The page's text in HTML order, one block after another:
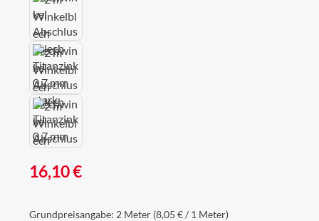
Regulärer Preis:
16,10 €
Grundpreisangabe: 2 Meter (8,05 € / 1 Meter)